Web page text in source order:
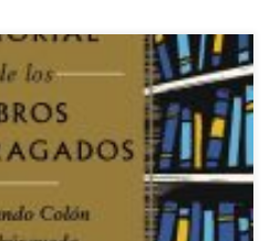
de estanterías a los lados es la
Edward Wilson-Lee, Memorial
Colón y la búsqueda de una
Catalogue of Shipwrecked
a finales de […]